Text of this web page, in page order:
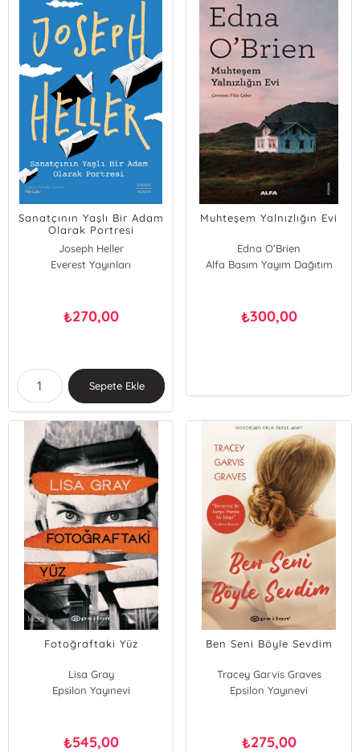
Sanatçının Yaşlı Bir Adam
Olarak Portresi
Joseph Heller
Everest Yayınları
₺270,00
Sepete Ekle
Muhteşem Yalnızlığın Evi
Edna O’Brien
Alfa Basım Yayım Dağıtım
₺300,00
Fotoğraftaki Yüz
Lisa Gray
Epsilon Yayınevi
₺545,00
Ben Seni Böyle Sevdim
Tracey Garvis Graves
Epsilon Yayınevi
₺275,00